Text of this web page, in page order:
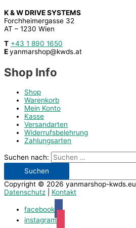
K & W DRIVE SYSTEMS
Forchheimergasse 32
AT – 1230 Wien
T +43 1 890 1650
Eyanmarshop@kwds.at
Shop Info
Shop
Warenkorb
Mein Konto
Kasse
Versandarten
Widerrufsbelehrung
Zahlungsarten
Suchen nach:
Copyright © 2026 yanmarshop-kwds.eu
Datenschutz
Kontakt
facebook
instagram